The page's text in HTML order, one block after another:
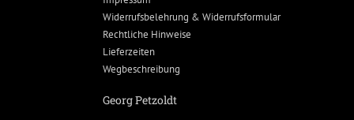
Widerrufsbelehrung & Widerrufsformular
Rechtliche Hinweise
Lieferzeiten
Wegbeschreibung
Georg Petzoldt